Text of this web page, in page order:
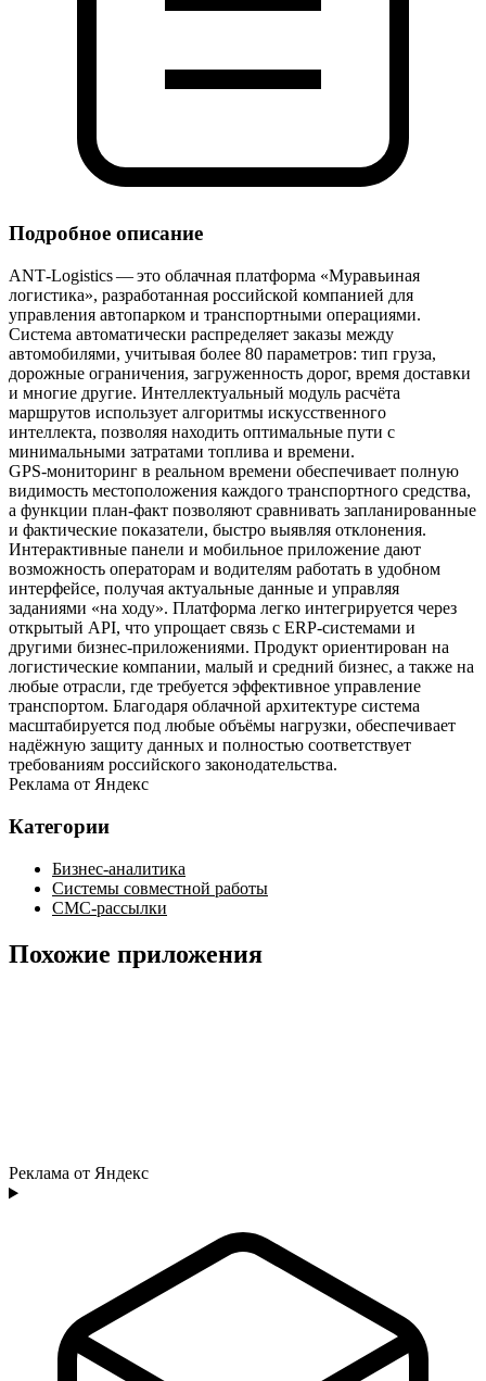
Подробное описание
ANT‑Logistics — это облачная платформа «Муравьиная
логистика», разработанная российской компанией для
управления автопарком и транспортными операциями.
Система автоматически распределяет заказы между
автомобилями, учитывая более 80 параметров: тип груза,
дорожные ограничения, загруженность дорог, время доставки
и многие другие. Интеллектуальный модуль расчёта
маршрутов использует алгоритмы искусственного
интеллекта, позволяя находить оптимальные пути с
минимальными затратами топлива и времени.
GPS‑мониторинг в реальном времени обеспечивает полную
видимость местоположения каждого транспортного средства,
а функции план‑факт позволяют сравнивать запланированные
и фактические показатели, быстро выявляя отклонения.
Интерактивные панели и мобильное приложение дают
возможность операторам и водителям работать в удобном
интерфейсе, получая актуальные данные и управляя
заданиями «на ходу». Платформа легко интегрируется через
открытый API, что упрощает связь с ERP‑системами и
другими бизнес‑приложениями. Продукт ориентирован на
логистические компании, малый и средний бизнес, а также на
любые отрасли, где требуется эффективное управление
транспортом. Благодаря облачной архитектуре система
масштабируется под любые объёмы нагрузки, обеспечивает
надёжную защиту данных и полностью соответствует
требованиям российского законодательства.
Реклама от Яндекс
Категории
Бизнес-аналитика
Системы совместной работы
СМС-рассылки
Похожие приложения
Реклама от Яндекс